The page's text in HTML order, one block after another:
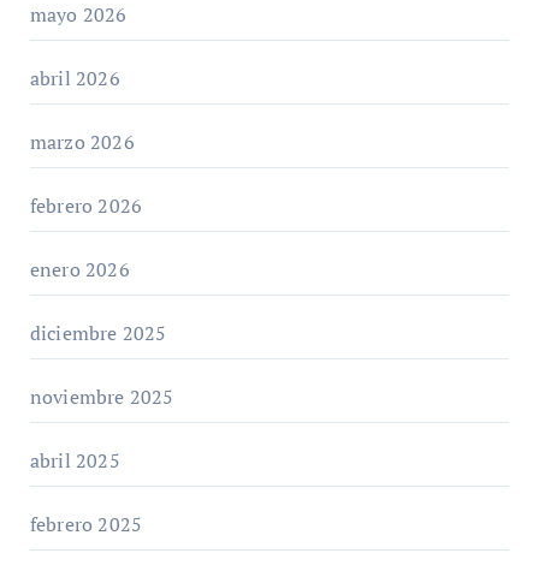
mayo 2026
abril 2026
marzo 2026
febrero 2026
enero 2026
diciembre 2025
noviembre 2025
abril 2025
febrero 2025